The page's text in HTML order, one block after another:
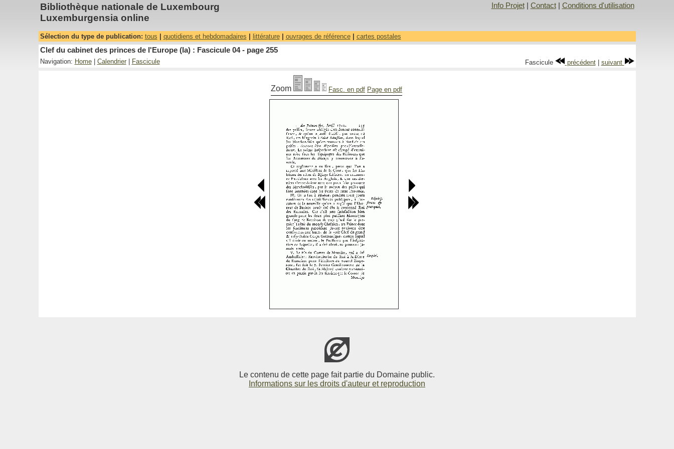
Bibliothèque nationale de Luxembourg
Luxemburgensia online
Info Projet| Contact| Conditions d'utilisation
Sélection du type de publication: tous quotidiens et hebdomadaires littérature| ouvrages de référence| cartes postales
Clef du cabinet des princes de l'Europe (la) : Fascicule 04 - page 255
Navigation: Home| Calendrier| Fascicule Fascicule précédent| suivant
Zoom Fasc. en pdf Page en pdf
Le contenu de cette page fait partie du Domaine public.
Informations sur les droits d'auteur et reproduction